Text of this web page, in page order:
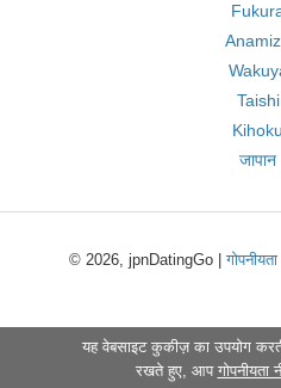
Taishi
Kihoku
जापान
© 2026, jpnDatingGo |गोपनीयता
यह वेबसाइट कुकीज़ का उपयोग
रखते हुए, आप गोपनीयता